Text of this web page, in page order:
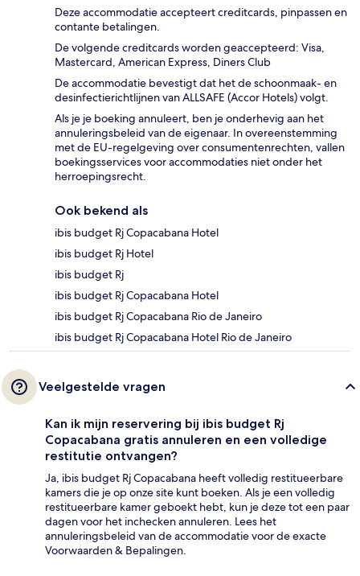
Deze accommodatie accepteert creditcards, pinpassen en
contante betalingen.
De volgende creditcards worden geaccepteerd: Visa,
Mastercard, American Express, Diners Club
De accommodatie bevestigt dat het de schoonmaak- en
desinfectierichtlijnen van ALLSAFE (Accor Hotels) volgt.
Als je je boeking annuleert, ben je onderhevig aan het
annuleringsbeleid van de eigenaar. In overeenstemming
met de EU-regelgeving over consumentenrechten, vallen
boekingsservices voor accommodaties niet onder het
herroepingsrecht.
Ook bekend als
ibis budget Rj Copacabana Hotel
ibis budget Rj Hotel
ibis budget Rj
ibis budget Rj Copacabana Hotel
ibis budget Rj Copacabana Rio de Janeiro
ibis budget Rj Copacabana Hotel Rio de Janeiro
Veelgestelde vragen
Kan ik mijn reservering bij ibis budget Rj
Copacabana gratis annuleren en een volledige
restitutie ontvangen?
Ja, ibis budget Rj Copacabana heeft volledig restitueerbare
kamers die je op onze site kunt boeken. Als je een volledig
restitueerbare kamer geboekt hebt, kun je deze tot een paar
dagen voor het inchecken annuleren. Lees het
annuleringsbeleid van de accommodatie voor de exacte
Voorwaarden & Bepalingen.